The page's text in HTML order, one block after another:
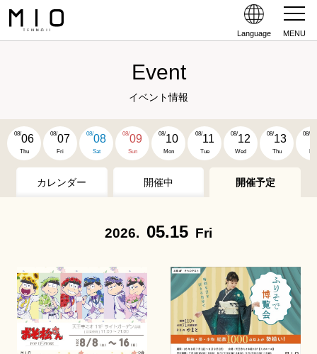
Language MENU
Event
イベント情報
08/06
Thu
08/07
Fri
08/08
Sat
08/09
Sun
08/10
Mon
08/11
Tue
08/12
Wed
08/13
Thu
08/
カレンダー 開催中 開催予定
2026. 05.15 Fri